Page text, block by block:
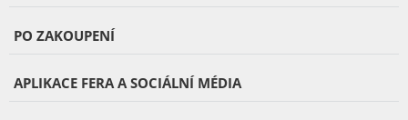
PO ZAKOUPENÍ
APLIKACE FERA A SOCIÁLNÍ MÉDIA